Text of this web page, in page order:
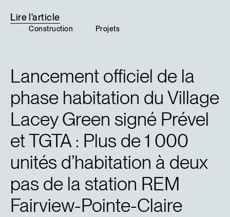
Lire l'article
Construction Projets
Lancement officiel de la
phase habitation du Village
Lacey Green signé Prével
et TGTA : Plus de 1 000
unités d’habitation à deux
pas de la station REM
Fairview-Pointe-Claire